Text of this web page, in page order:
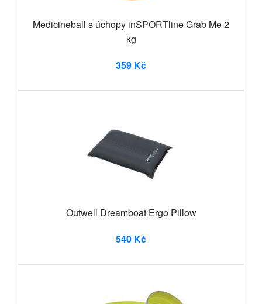
Medicineball s úchopy inSPORTline Grab Me 2
kg
359 Kč
Outwell Dreamboat Ergo Pillow
540 Kč